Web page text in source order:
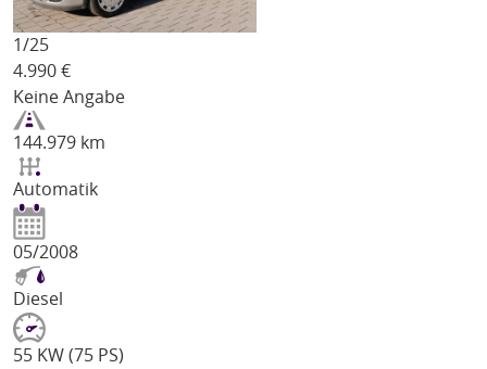
1/25
4.990 €
Keine Angabe
144.979 km
Automatik
05/2008
Diesel
55 KW (75 PS)